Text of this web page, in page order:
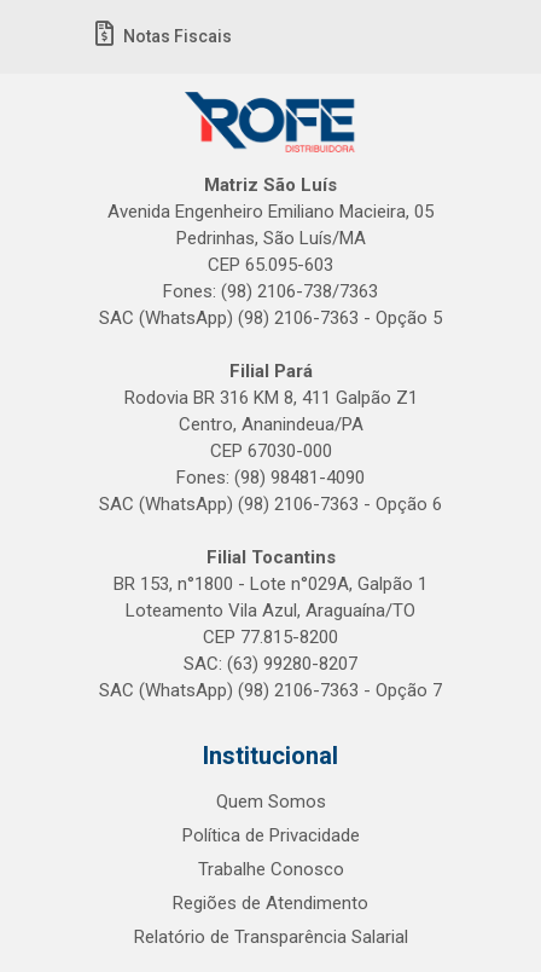
Notas Fiscais
Matriz São Luís
Avenida Engenheiro Emiliano Macieira, 05
Pedrinhas, São Luís/MA
CEP 65.095-603
Fones: (98) 2106-738/7363
SAC (WhatsApp) (98) 2106-7363 - Opção 5
Filial Pará
Rodovia BR 316 KM 8, 411 Galpão Z1
Centro, Ananindeua/PA
CEP 67030-000
Fones: (98) 98481-4090
SAC (WhatsApp) (98) 2106-7363 - Opção 6
Filial Tocantins
BR 153, n°1800 - Lote n°029A, Galpão 1
Loteamento Vila Azul, Araguaína/TO
CEP 77.815-8200
SAC: (63) 99280-8207
SAC (WhatsApp) (98) 2106-7363 - Opção 7
Institucional
Quem Somos
Política de Privacidade
Trabalhe Conosco
Regiões de Atendimento
Relatório de Transparência Salarial